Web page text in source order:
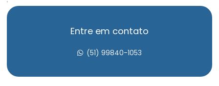
Avaliação de insalubridade
Avaliação psicossocial admissional
Entre em contato
(51) 99840-1053